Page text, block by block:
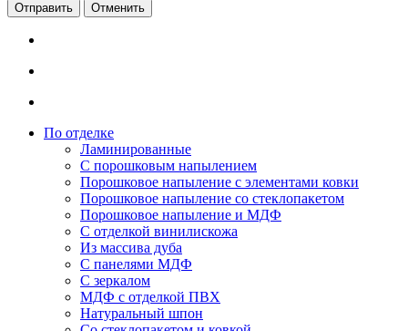
Отменить
По отделке
Ламинированные
С порошковым напылением
Порошковое напыление с элементами ковки
Порошковое напыление со стеклопакетом
Порошковое напыление и МДФ
С отделкой винилискожа
Из массива дуба
С панелями МДФ
С зеркалом
МДФ с отделкой ПВХ
Натуральный шпон